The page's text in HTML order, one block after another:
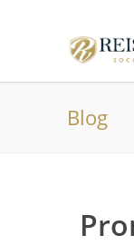
Blog